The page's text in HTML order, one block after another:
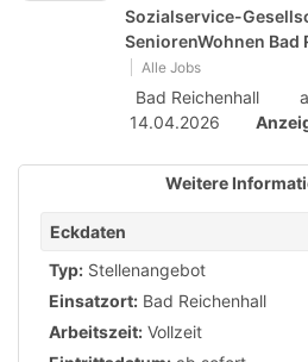
Sozialservice-
SeniorenWohnen
Alle Jobs
Bad Reichenhall
14.04.2026
Weitere
Eckdaten
Typ: Stellenangebot
Einsatzort: Bad Reichenhall
Arbeitszeit: Vollzeit